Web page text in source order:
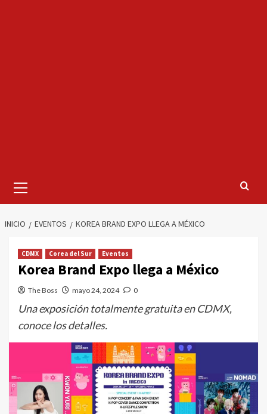
primario
INICIO EVENTOS KOREA BRAND EXPO LLEGA A MÉXICO
CDMX Corea del Sur Eventos
Korea Brand Expo llega a México
The Boss mayo 24, 2024 0
Una exposición totalmente gratuita en CDMX,
conoce los detalles.